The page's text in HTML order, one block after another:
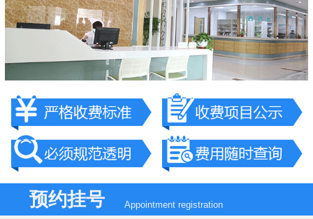
预约挂号 Appointment registration